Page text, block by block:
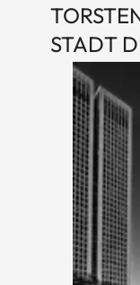
STADT